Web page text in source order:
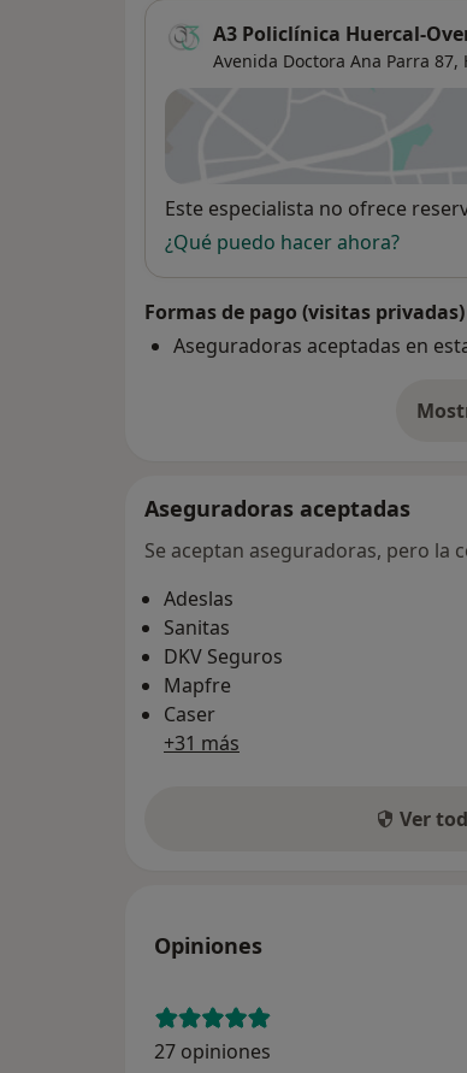
A3 Policlínica Huercal-
Avenida Doctora Ana Parra 87,
Disponibilidad
Este especialista no ofrece
¿Qué puedo hacer ahora?
Formas de pago (visitas privadas)
Aseguradoras aceptadas en
Aseguradoras aceptadas
Se aceptan aseguradoras, pero la
Adeslas
Sanitas
DKV Seguros
Mapfre
Caser
+31 más
Ver
Opiniones
27 opiniones